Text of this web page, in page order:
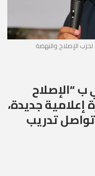
الإصلاح والنهضة
“الإصلاح
جديدة،
تواصل تدريب